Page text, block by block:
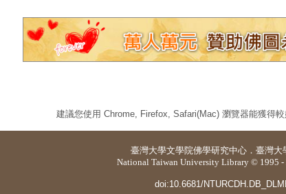
建議您使用 Chrome, Firefox, Safari(Mac) 瀏覽器能獲得
臺灣大學文學院佛學研究中心 ． 臺灣大
National Taiwan University Library © 1995 -
doi:10.6681/